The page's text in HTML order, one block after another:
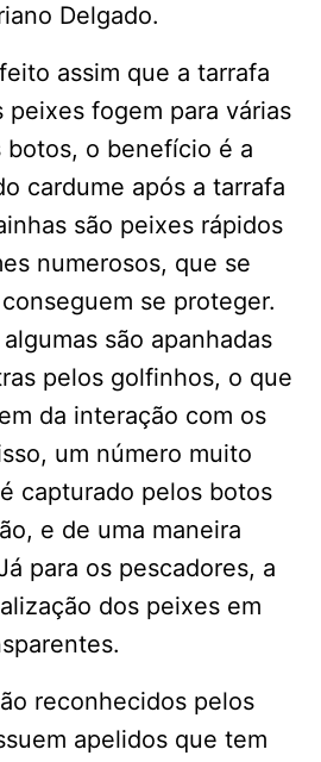
Delgado.
assim que a tarrafa
peixes fogem para várias
botos, o benefício é a
cardume após a tarrafa
são peixes rápidos
numerosos, que se
se proteger.
são apanhadas
pelos golfinhos, o que
da interação com os
um número muito
capturado pelos botos
e de uma maneira
para os pescadores, a
dos peixes em
reconhecidos pelos
apelidos que tem